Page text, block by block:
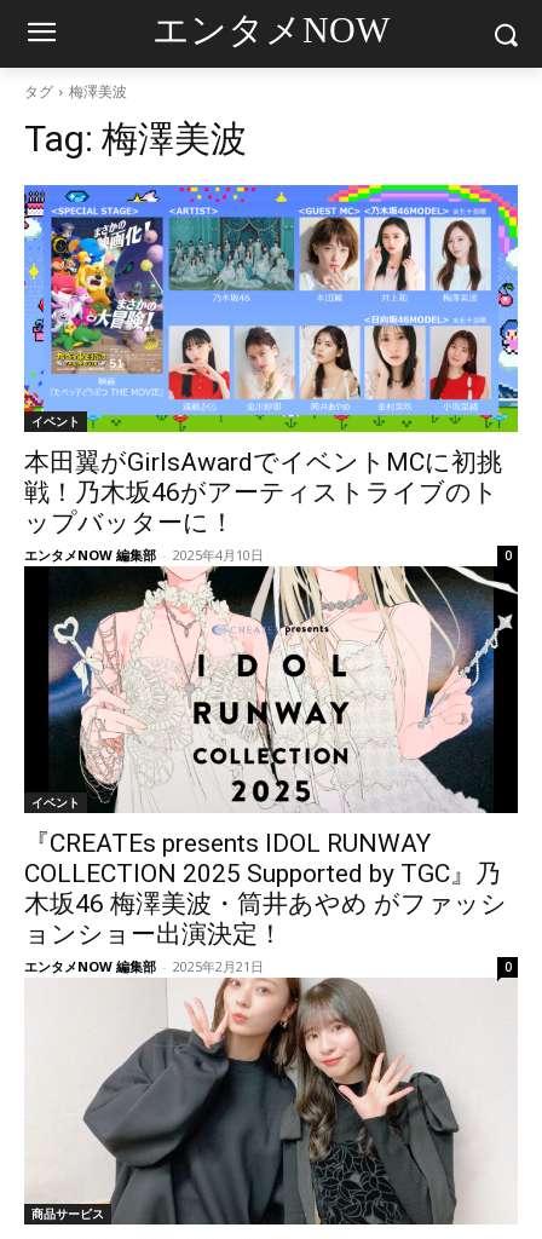
エンタメNOW
タグ 梅澤美波
Tag: 梅澤美波
イベント
本田翼がGirlsAwardでイベントMCに初挑
戦！乃木坂46がアーティストライブのト
ップバッターに！
エンタメNOW 編集部 - 2025年4月10日 0
イベント
『CREATEs presents IDOL RUNWAY
COLLECTION 2025 Supported by TGC』乃
木坂46 梅澤美波・筒井あやめ がファッシ
ョンショー出演決定！
エンタメNOW 編集部 - 2025年2月21日 0
商品サービス